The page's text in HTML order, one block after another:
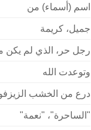
اسم (أسماء) من
جميل، كريمة
رجل حر، الذي لم يكن من
وتوعدت الله
درع من الخشب
"الساحرة"، "نعمة"